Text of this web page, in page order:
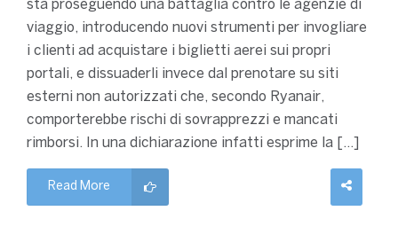
sta proseguendo una battaglia contro le agenzie di
viaggio, introducendo nuovi strumenti per invogliare
i clienti ad acquistare i biglietti aerei sui propri
portali, e dissuaderli invece dal prenotare su siti
esterni non autorizzati che, secondo Ryanair,
comporterebbe rischi di sovrapprezzi e mancati
rimborsi. In una dichiarazione infatti esprime la […]
Read More